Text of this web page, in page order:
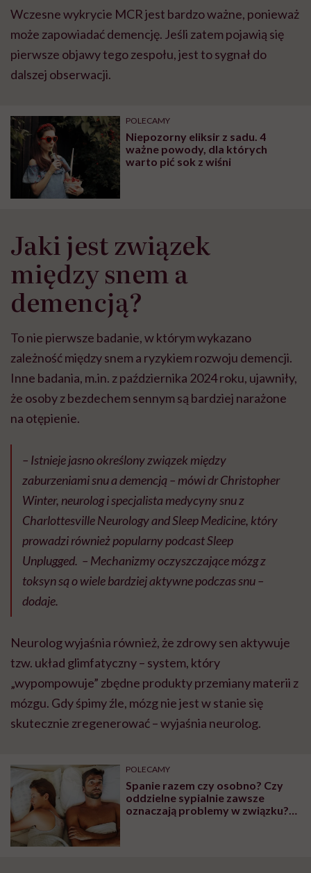
Wczesne wykrycie MCR jest bardzo ważne, ponieważ
może zapowiadać demencję. Jeśli zatem pojawią się
pierwsze objawy tego zespołu, jest to sygnał do
dalszej obserwacji.
POLECAMY
Niepozorny eliksir z sadu. 4
ważne powody, dla których
warto pić sok z wiśni
Jaki jest związek
między snem a
demencją?
To nie pierwsze badanie, w którym wykazano
zależność między snem a ryzykiem rozwoju demencji.
Inne badania, m.in. z października 2024 roku, ujawniły,
że osoby z bezdechem sennym są bardziej narażone
na otępienie.
– Istnieje jasno określony związek między
zaburzeniami snu a demencją – mówi dr Christopher
Winter, neurolog i specjalista medycyny snu z
Charlottesville Neurology and Sleep Medicine, który
prowadzi również popularny podcastSleep
Unplugged. – Mechanizmy oczyszczające mózg z
toksyn są o wiele bardziej aktywne podczas snu –
dodaje.
Neurolog wyjaśnia również, że zdrowy sen aktywuje
tzw. układ glimfatyczny – system, który
„wypompowuje” zbędne produkty przemiany materii z
mózgu. Gdy śpimy źle, mózg nie jest w stanie się
skutecznie zregenerować – wyjaśnia neurolog.
POLECAMY
Spanie razem czy osobno? Czy
oddzielne sypialnie zawsze
oznaczają problemy w związku?